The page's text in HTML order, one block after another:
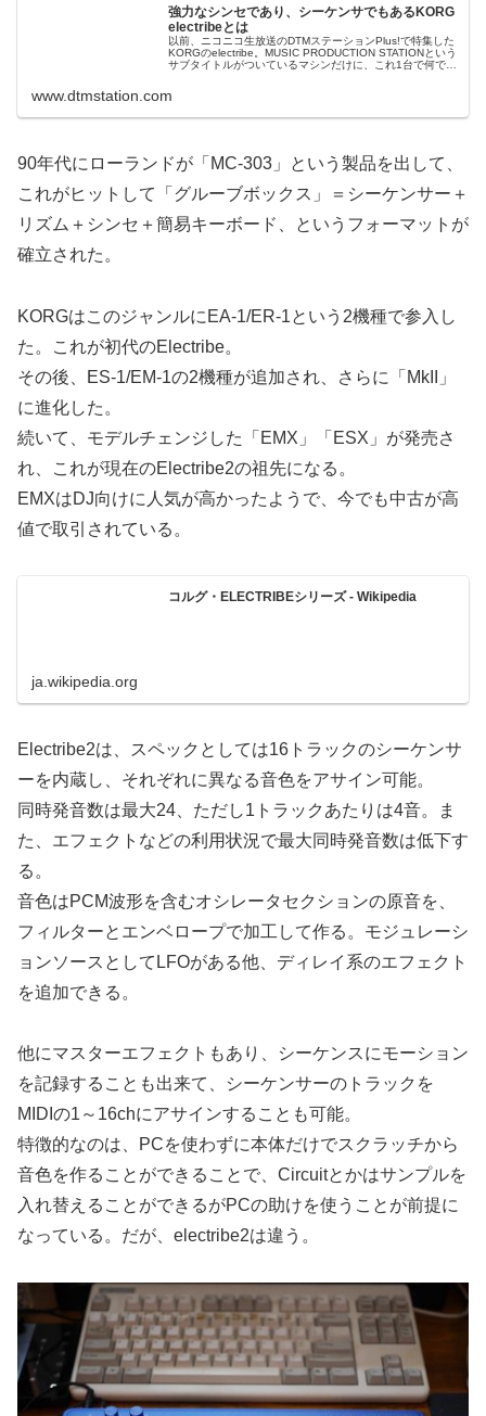
強力なシンセであり、シーケンサでもあるKORG
electribeとは
以前、ニコニコ生放送のDTMステーションPlus!で特集した
KORGのelectribe。MUSIC PRODUCTION STATIONという
サブタイトルがついているマシンだけに、これ1台で何でも
www.dtmstation.com
90年代にローランドが「MC-303」という製品を出して、
これがヒットして「グルーブボックス」＝シーケンサー＋
リズム＋シンセ＋簡易キーボード、というフォーマットが
確立された。
KORGはこのジャンルにEA-1/ER-1という2機種で参入し
た。これが初代のElectribe。
その後、ES-1/EM-1の2機種が追加され、さらに「MkII」
に進化した。
続いて、モデルチェンジした「EMX」「ESX」が発売さ
れ、これが現在のElectribe2の祖先になる。
EMXはDJ向けに人気が高かったようで、今でも中古が高
値で取引されている。
コルグ・ELECTRIBEシリーズ - Wikipedia
ja.wikipedia.org
Electribe2は、スペックとしては16トラックのシーケンサ
ーを内蔵し、それぞれに異なる音色をアサイン可能。
同時発音数は最大24、ただし1トラックあたりは4音。ま
た、エフェクトなどの利用状況で最大同時発音数は低下す
る。
音色はPCM波形を含むオシレータセクションの原音を、
フィルターとエンベロープで加工して作る。モジュレーシ
ョンソースとしてLFOがある他、ディレイ系のエフェクト
を追加できる。
他にマスターエフェクトもあり、シーケンスにモーション
を記録することも出来て、シーケンサーのトラックを
MIDIの1～16chにアサインすることも可能。
特徴的なのは、PCを使わずに本体だけでスクラッチから
音色を作ることができることで、Circuitとかはサンプルを
入れ替えることができるがPCの助けを使うことが前提に
なっている。だが、electribe2は違う。